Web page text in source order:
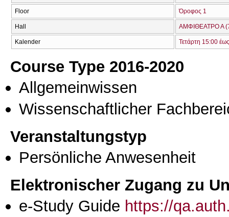
Floor Όροφος 1
Hall ΑΜΦΙΘΕΑΤΡΟ Α
Kalender Τετάρτη 15:00
Course Type 2016-2020
Allgemeinwissen
Wissenschaftlicher
Veranstaltungstyp
Persönliche Anwesenheit
Elektronischer Zugang zu
e-Study Guide https://